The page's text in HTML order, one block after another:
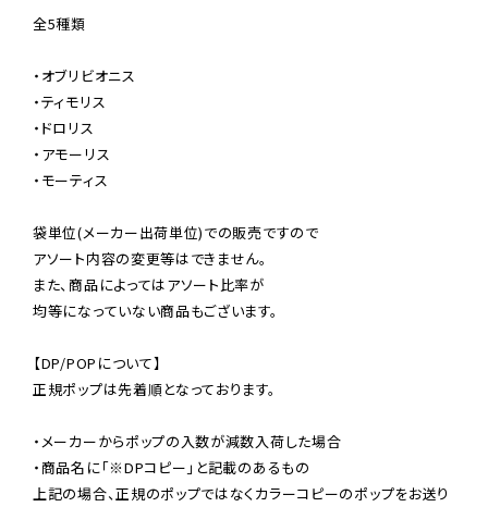
全5種類
・オブリビオニス
・ティモリス
・ドロリス
・アモーリス
・モーティス
袋単位(メーカー出荷単位)での販売ですので
アソート内容の変更等はできません。
また、商品によってはアソート比率が
均等になっていない商品もございます。
【DP/POPについて】
正規ポップは先着順となっております。
・メーカーからポップの入数が減数入荷した場合
・商品名に「※DPコピー」と記載のあるもの
上記の場合、正規のポップではなくカラーコピーのポップをお送り